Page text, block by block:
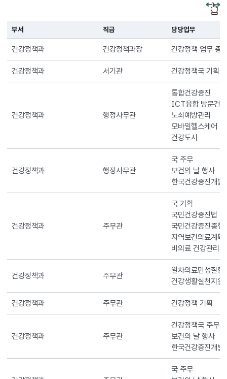
부서 직급 담당업무
건강정책과 건강정책과장 건강정책 업무 총
건강정책과 서기관 건강정책국 기획
건강정책과 행정사무관
통합건강증진
ICT융합 방문건
노쇠예방관리
모바일헬스케어
건강도시
건강정책과 행정사무관
국 주무
보건의 날 행사
한국건강증진개발
건강정책과 주무관
국 기획
국민건강증진법
국민건강증진종
지역보건의료계획
비의료 건강관리
건강정책과 주무관
일차의료만성질환
건강생활실천지원
건강정책과 주무관 건강정책 기획
건강정책과 주무관
건강정책국 주무
보건의 날 행사
한국건강증진개발
국 주무